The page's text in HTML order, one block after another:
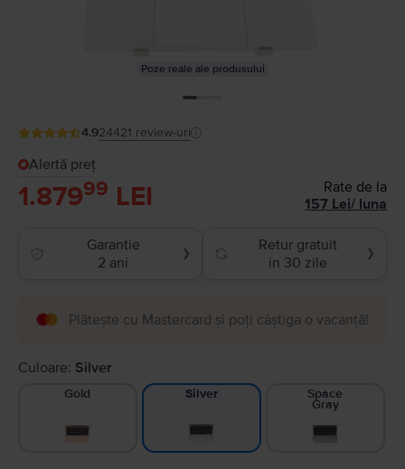
Poze reale ale produsului
4.924421 review-uri
Alertă preț
1.87999 LEI
Rate de la
157 Lei/ luna
Garantie
2 ani
❯
Retur gratuit
in 30 zile
❯
Plătește cu Mastercard și poți câștiga o vacanță!
Culoare: Silver
Gold Silver Space
Gray